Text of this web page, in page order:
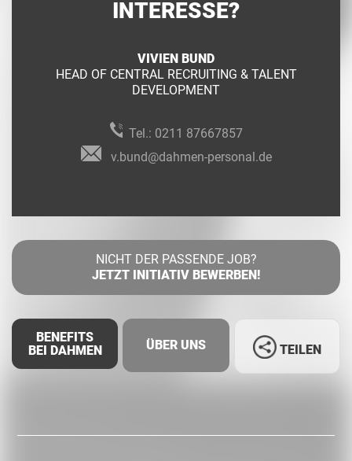
INTERESSE?
VIVIEN BUND
HEAD OF CENTRAL RECRUITING & TALENT
DEVELOPMENT
Tel.: 0211 87667857
v.bund@dahmen-personal.de
NICHT DER PASSENDE JOB?
JETZT INITIATIV BEWERBEN!
BENEFITS
BEI DAHMEN
ÜBER UNS TEILEN